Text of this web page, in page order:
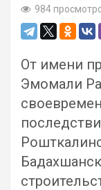
984
От имени
Эмомали